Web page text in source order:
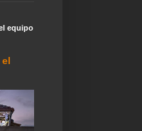
equipo